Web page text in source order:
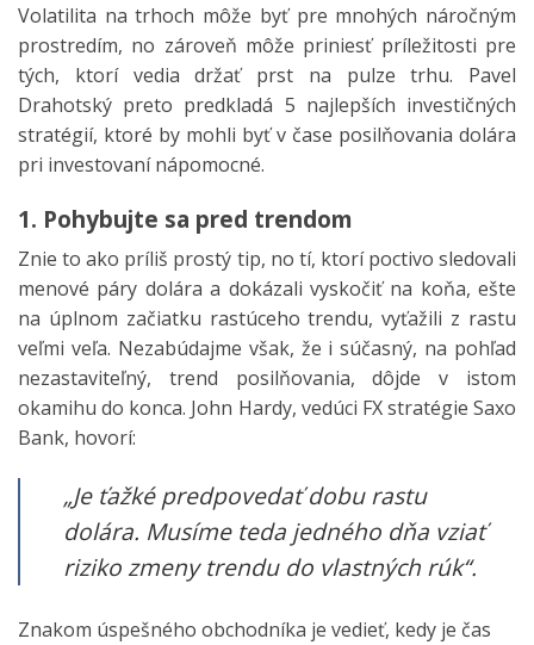
Volatilita na trhoch môže byť pre mnohých náročným
prostredím, no zároveň môže priniesť príležitosti pre
tých, ktorí vedia držať prst na pulze trhu. Pavel
Drahotský preto predkladá 5 najlepších investičných
stratégií, ktoré by mohli byť v čase posilňovania dolára
pri investovaní nápomocné.
1. Pohybujte sa pred trendom
Znie to ako príliš prostý tip, no tí, ktorí poctivo sledovali
menové páry dolára a dokázali vyskočiť na koňa, ešte
na úplnom začiatku rastúceho trendu, vyťažili z rastu
veľmi veľa. Nezabúdajme však, že i súčasný, na pohľad
nezastaviteľný, trend posilňovania, dôjde v istom
okamihu do konca. John Hardy, vedúci FX stratégie Saxo
Bank, hovorí:
„Je ťažké predpovedať dobu rastu
dolára. Musíme teda jedného dňa vziať
riziko zmeny trendu do vlastných rúk“.
Znakom úspešného obchodníka je vedieť, kedy je čas